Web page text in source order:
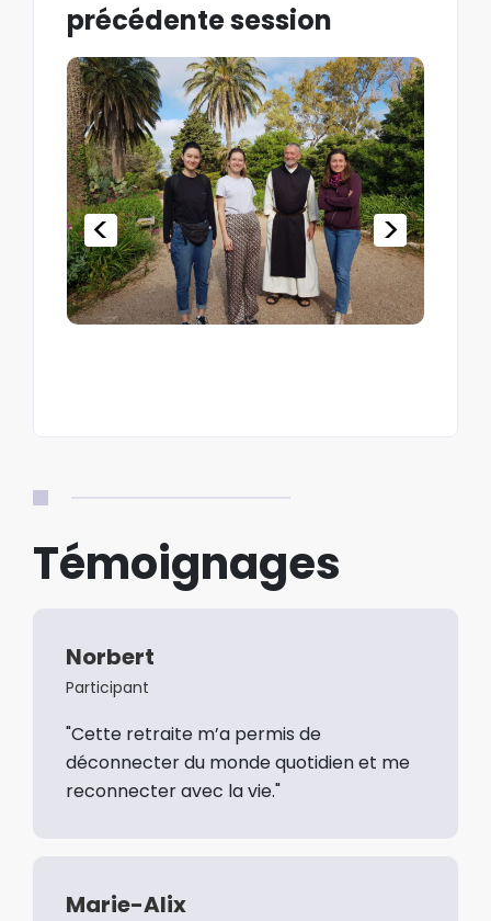
précédente session
< >
Témoignages
Norbert
Participant
"Cette retraite m’a permis de
déconnecter du monde quotidien et me
reconnecter avec la vie."
Marie-Alix